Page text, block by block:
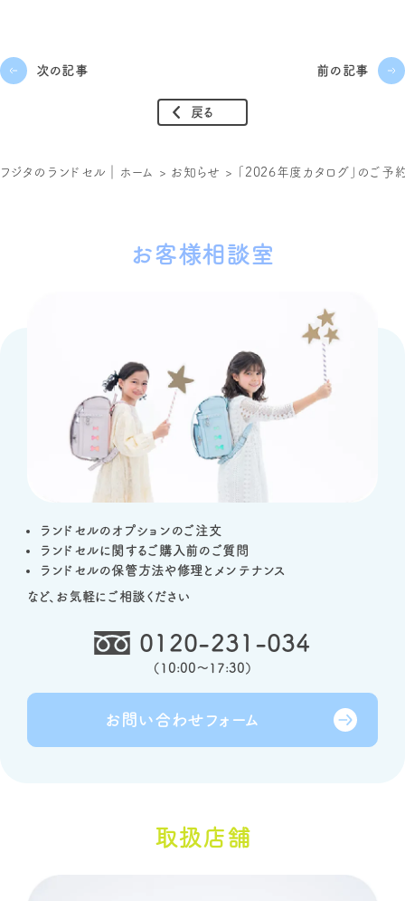
次の記事 前の記事
戻る
フジタのランドセル｜ホーム > お知らせ > 「2026年度カタログ」のご予
お客様相談室
ランドセルのオプションのご注文
ランドセルに関するご購入前のご質問
ランドセルの保管方法や修理とメンテナンス
など、お気軽にご相談ください
0120-231-034
（ 10:00～17:30）
お問い合わせ フォーム
取扱店舗